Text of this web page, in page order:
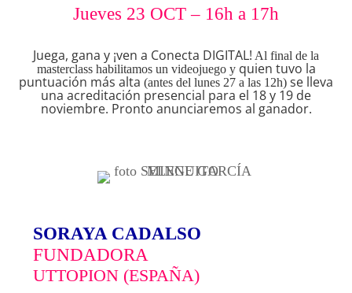
·} {· ·} {· ·} {· ·} {· ·} {· ·} {·
·} {· ·} {· ·} {· ·} {· ·} {· ·} {·
·} {· ·} {·
Jueves 23 OCT – 16h a 17h
Juega, gana y ¡ven a Conecta DIGITAL! Al final de la
masterclass habilitamos un videojuego y quien tuvo la
puntuación más alta (antes del lunes 27 a las 12h) se lleva
una acreditación presencial para el 18 y 19 de
noviembre. Pronto anunciaremos al ganador.
SORAYA CADALSO
FUNDADORA
UTTOPION (ESPAÑA)